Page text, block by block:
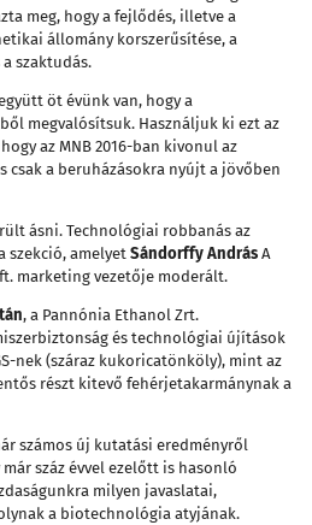
meg, hogy a fejlődés, illetve a
állomány korszerűsítése, a
szaktudás.
öt évünk van, hogy a
megvalósítsuk. Használjuk ki ezt az
az MNB 2016-ban kivonul az
csak a beruházásokra nyújt a jövőben
ásni. Technológiai robbanás az
szekció, amelyet Sándorffy András A
marketing vezetője moderált.
, a Pannónia Ethanol Zrt.
és technológiai újítások
nek (száraz kukoricatönköly), mint az
részt kitevő fehérjetakarmánynak a
számos új kutatási eredményről
száz évvel ezelőtt is hasonló
milyen javaslatai,
a biotechnológia atyjának.